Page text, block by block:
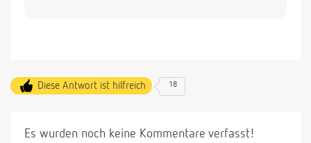
Diese Antwort ist hilfreich 18
Es wurden noch keine Kommentare verfasst!